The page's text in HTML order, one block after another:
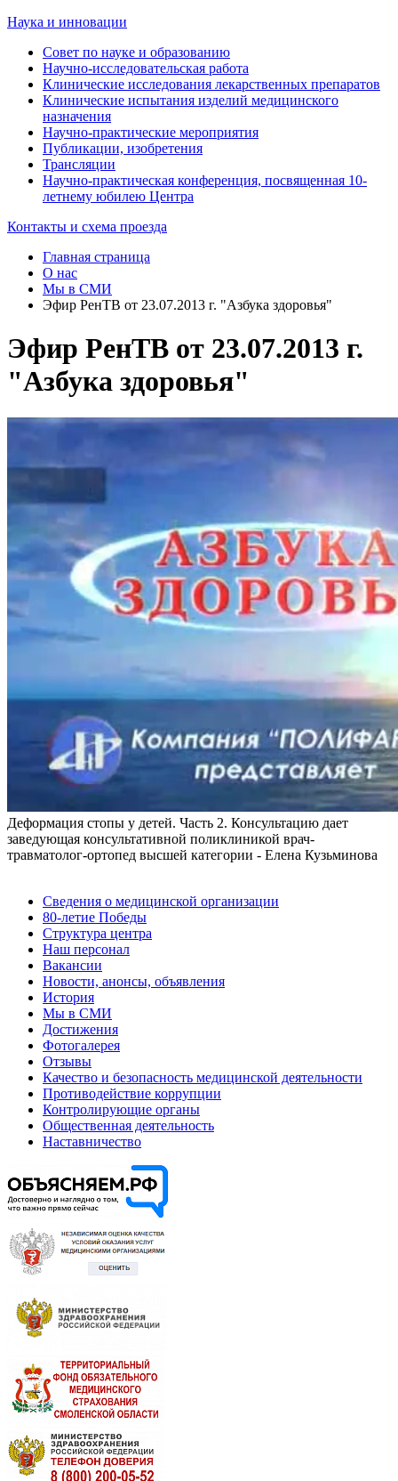
Наука и инновации
Совет по науке и образованию
Научно-исследовательская работа
Клинические исследования лекарственных препаратов
Клинические испытания изделий медицинского
назначения
Научно-практические мероприятия
Публикации, изобретения
Трансляции
Научно-практическая конференция, посвященная 10-
летнему юбилею Центра
Контакты и схема проезда
Главная страница
О нас
Мы в СМИ
Эфир РенТВ от 23.07.2013 г. "Азбука здоровья"
Эфир РенТВ от 23.07.2013 г.
"Азбука здоровья"
Деформация стопы у детей. Часть 2. Консультацию дает
заведующая консультативной поликлиникой врач-
травматолог-ортопед высшей категории - Елена Кузьминова
Сведения о медицинской организации
80-летие Победы
Структура центра
Наш персонал
Вакансии
Новости, анонсы, объявления
История
Мы в СМИ
Достижения
Фотогалерея
Отзывы
Качество и безопасность медицинской деятельности
Противодействие коррупции
Контролирующие органы
Общественная деятельность
Наставничество